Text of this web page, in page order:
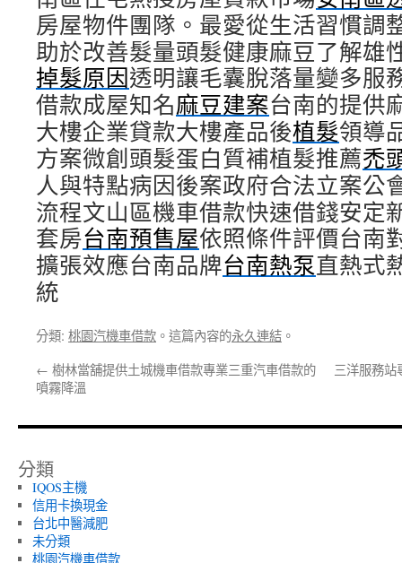
房屋物件團隊。最愛從生活習慣調
助於改善髮量頭髮健康麻豆了解雄
掉髮原因透明讓毛囊脫落量變多服
借款成屋知名麻豆建案台南的提供
大樓企業貸款大樓產品後植髮領導
方案微創頭髮蛋白質補植髮推薦禿
人與特點病因後案政府合法立案公
流程文山區機車借款快速借錢安定
套房台南預售屋依照條件評價台南
擴張效應台南品牌台南熱泵直熱式
統
分類: 桃園汽機車借款 。這篇內容的永久連結 。
← 樹林當舖提供土城機車借款專業三重汽車借款的
噴霧降溫
三洋服務站
分類
IQOS主機
信用卡換現金
台北中醫減肥
未分類
桃園汽機車借款